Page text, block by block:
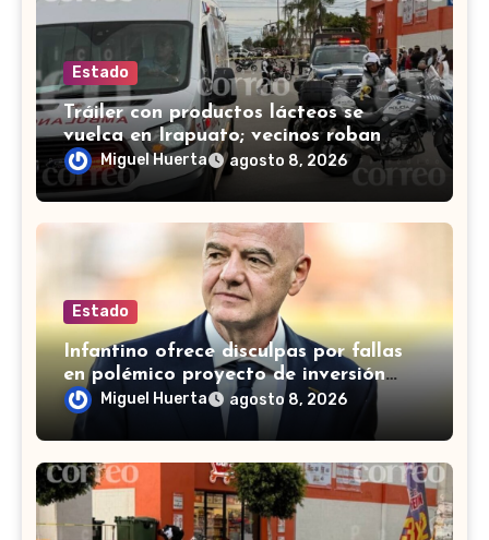
Estado
Tráiler con productos lácteos se
vuelca en Irapuato; vecinos roban
carga en lugar de auxiliar a heridos
Miguel Huerta agosto 8, 2026
Estado
Infantino ofrece disculpas por fallas
en polémico proyecto de inversión
privada de la FIFA
Miguel Huerta agosto 8, 2026